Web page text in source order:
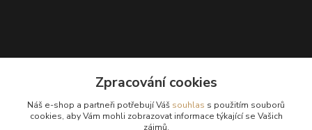
Kontakty
Zpracování cookies
Náš e-shop a partneři potřebují Váš souhlas s použitím souborů
cookies, aby Vám mohli zobrazovat informace týkající se Vašich
zájmů.